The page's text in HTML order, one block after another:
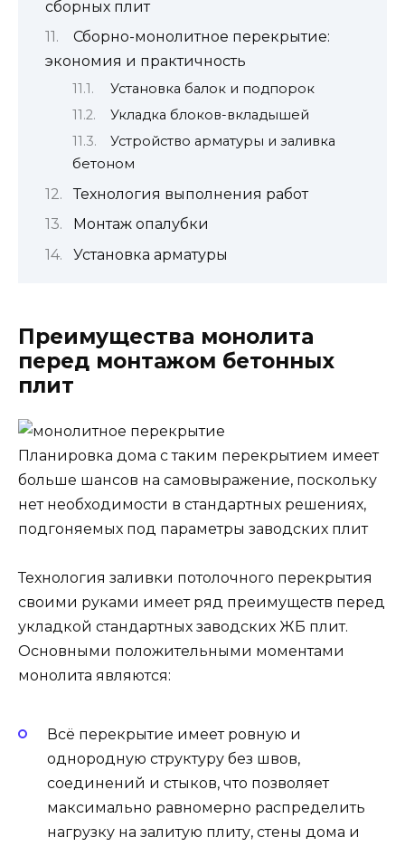
сборных плит
Сборно-монолитное перекрытие:
экономия и практичность
Установка балок и подпорок
Укладка блоков-вкладышей
Устройство арматуры и заливка
бетоном
Технология выполнения работ
Монтаж опалубки
Установка арматуры
Преимущества монолита
перед монтажом бетонных
плит
Планировка дома с таким перекрытием имеет
больше шансов на самовыражение, поскольку
нет необходимости в стандартных решениях,
подгоняемых под параметры заводских плит
Технология заливки потолочного перекрытия
своими руками имеет ряд преимуществ перед
укладкой стандартных заводских ЖБ плит.
Основными положительными моментами
монолита являются:
Всё перекрытие имеет ровную и
однородную структуру без швов,
соединений и стыков, что позволяет
максимально равномерно распределить
нагрузку на залитую плиту, стены дома и